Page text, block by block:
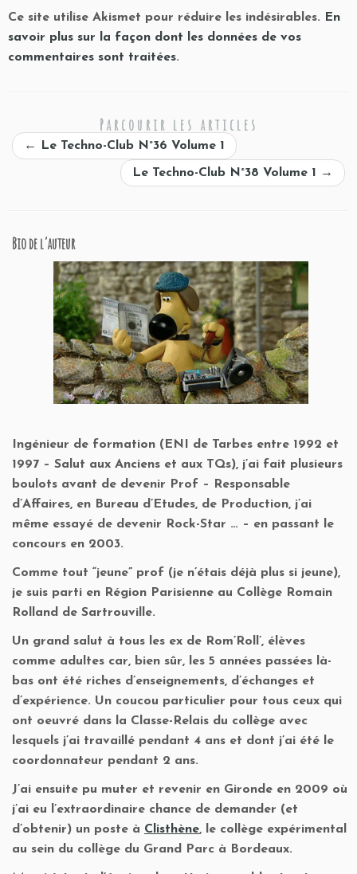
Ce site utilise Akismet pour réduire les indésirables.
En
savoir plus sur la façon dont les données de vos
commentaires sont traitées.
Parcourir les articles
← Le Techno-Club N°36 Volume 1
Le Techno-Club N°38 Volume 1 →
Bio de l’auteur
Ingénieur de formation (ENI de Tarbes entre 1992 et
1997 – Salut aux Anciens et aux TQs), j’ai fait plusieurs
boulots avant de devenir Prof – Responsable
d’Affaires, en Bureau d’Etudes, de Production, j’ai
même essayé de devenir Rock-Star … – en passant le
concours en 2003.
Comme tout “jeune” prof (je n’étais déjà plus si jeune),
je suis parti en Région Parisienne au Collège Romain
Rolland de Sartrouville.
Un grand salut à tous les ex de Rom’Roll’, élèves
comme adultes car, bien sûr, les 5 années passées là-
bas ont été riches d’enseignements, d’échanges et
d’expérience. Un coucou particulier pour tous ceux qui
ont oeuvré dans la Classe-Relais du collège avec
lesquels j’ai travaillé pendant 4 ans et dont j’ai été le
coordonnateur pendant 2 ans.
J’ai ensuite pu muter et revenir en Gironde en 2009 où
j’ai eu l’extraordinaire chance de demander (et
d’obtenir) un poste à Clisthène, le collège expérimental
au sein du collège du Grand Parc à Bordeaux.